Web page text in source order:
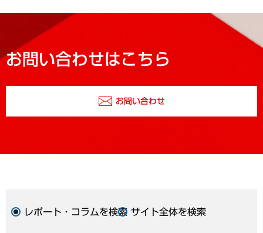
お問い合わせはこちら
お問い合わせ
レポート・コラムを検索 サイト全体を検索